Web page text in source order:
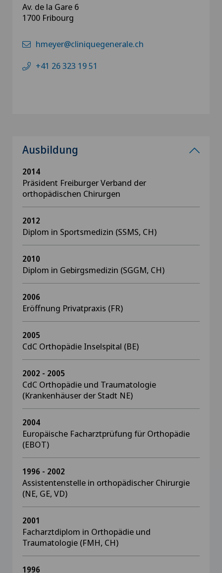
Av. de la Gare 6
1700 Fribourg
hmeyer@cliniquegenerale.ch
+41 26 323 19 51
Ausbildung
2014
Präsident Freiburger Verband der
orthopädischen Chirurgen
2012
Diplom in Sportsmedizin (SSMS, CH)
2010
Diplom in Gebirgsmedizin (SGGM, CH)
2006
Eröffnung Privatpraxis (FR)
2005
CdC Orthopädie Inselspital (BE)
2002 - 2005
CdC Orthopädie und Traumatologie
(Krankenhäuser der Stadt NE)
2004
Europäische Facharztprüfung für Orthopädie
(EBOT)
1996 - 2002
Assistentenstelle in orthopädischer Chirurgie
(NE, GE, VD)
2001
Facharztdiplom in Orthopädie und
Traumatologie (FMH, CH)
1996